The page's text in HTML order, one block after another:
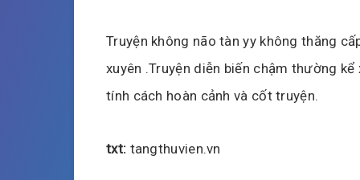
Truyện không não tàn yy không thăng
xuyên .Truyện diễn biến chậm thường
tính cách hoàn cảnh và cốt truyện.
txt: tangthuvien.vn